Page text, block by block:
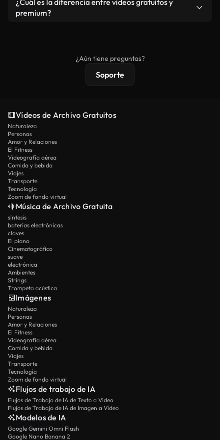
vídeos. Solo asegúrese de que el producto final no
¿Cuál es la diferencia entre videos gratuitos y
premium?
protecciones de licencia extendidas.
¿Aún tiene preguntas?
Soporte
Vídeos de Archivo Gratuitos
Naturaleza
Personas
Amor y Relaciones
El Fitness
Videografía aérea
Comida y bebida
Viajes
Transporte
Tecnología
Zoom de fondo virtual
Música de Archivo Gratuita
síntesis
baterías electrónicas
claves
El piano
Cinematográfico
suave
electrónica
Ambientes
Strings
Trompeta acústica
Imágenes
Naturaleza
Personas
Amor y Relaciones
El Fitness
Videografía aérea
Comida y bebida
Viajes
Transporte
Tecnología
Zoom de fondo virtual
Flujos de trabajo de IA
Flujos de Trabajo de IA de Texto a Vídeo
Flujos de Trabajo de IA de Imagen a Vídeo
Modelos de IA
Google Gemini Omni Flash
Google Nano Banana 2